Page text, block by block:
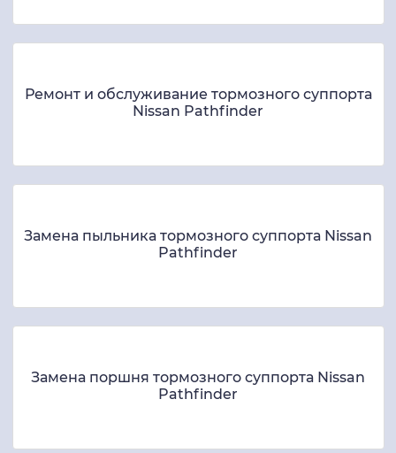
Ремонт и обслуживание тормозного суппорта
Nissan Pathfinder
Замена пыльника тормозного суппорта Nissan
Pathfinder
Замена поршня тормозного суппорта Nissan
Pathfinder